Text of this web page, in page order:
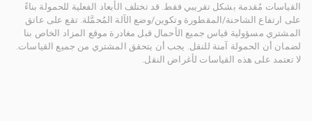
القياسات مُقدمة بشكل تقريبي فقط. قد تختلف الأبعاد الفعلية للحمولة بناءً
على ارتفاع الشاحنة/المقطورة وتكوين/وضع الآلة المُحمَّلة. تقع على عاتق
المشتري مسؤولية قياس جميع الأحمال قبل مغادرة موقع المزاد الخاص بنا
لضمان أن الحمولة آمنة للنقل. يجب أن يتحقق المشتري من جميع القياسات.
لا تعتمد على هذه القياسات لأغراض النقل.